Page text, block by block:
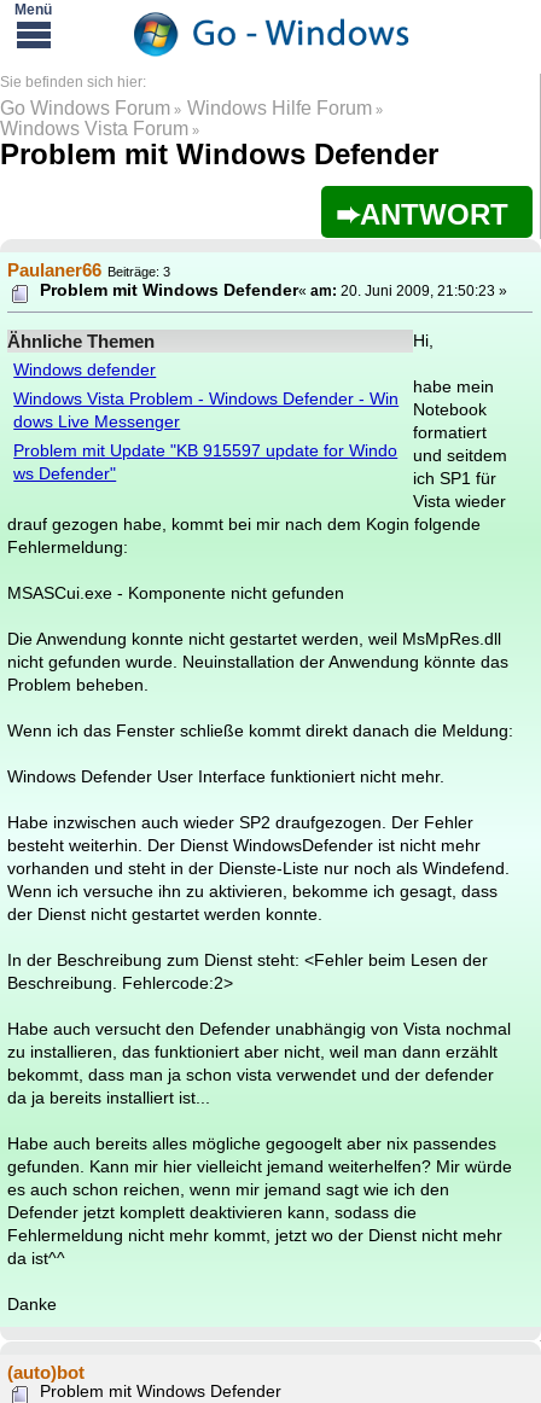
Go Windows Forum » Windows Hilfe Forum »
Windows Vista Forum »
Problem mit Windows Defender
ANTWORT
Paulaner66 Beiträge: 3
Problem mit Windows Defender«am: 20. Juni 2009, 21:50:23 »
Ähnliche Themen
Windows defender
Windows Vista Problem - Windows Defender - Win
dows Live Messenger
Problem mit Update "KB 915597 update for Windo
ws Defender"
Hi,
habe mein
Notebook
formatiert
und seitdem
ich SP1 für
Vista wieder
drauf gezogen habe, kommt bei mir nach dem Kogin folgende
Fehlermeldung:
MSASCui.exe - Komponente nicht gefunden
Die Anwendung konnte nicht gestartet werden, weil MsMpRes.dll
nicht gefunden wurde. Neuinstallation der Anwendung könnte das
Problem beheben.
Wenn ich das Fenster schließe kommt direkt danach die Meldung:
Windows Defender User Interface funktioniert nicht mehr.
Habe inzwischen auch wieder SP2 draufgezogen. Der Fehler
besteht weiterhin. Der Dienst WindowsDefender ist nicht mehr
vorhanden und steht in der Dienste-Liste nur noch als Windefend.
Wenn ich versuche ihn zu aktivieren, bekomme ich gesagt, dass
der Dienst nicht gestartet werden konnte.
In der Beschreibung zum Dienst steht: <Fehler beim Lesen der
Beschreibung. Fehlercode:2>
Habe auch versucht den Defender unabhängig von Vista nochmal
zu installieren, das funktioniert aber nicht, weil man dann erzählt
bekommt, dass man ja schon vista verwendet und der defender
da ja bereits installiert ist...
Habe auch bereits alles mögliche gegoogelt aber nix passendes
gefunden. Kann mir hier vielleicht jemand weiterhelfen? Mir würde
es auch schon reichen, wenn mir jemand sagt wie ich den
Defender jetzt komplett deaktivieren kann, sodass die
Fehlermeldung nicht mehr kommt, jetzt wo der Dienst nicht mehr
da ist^^
Danke
(auto)bot
Problem mit Windows Defender